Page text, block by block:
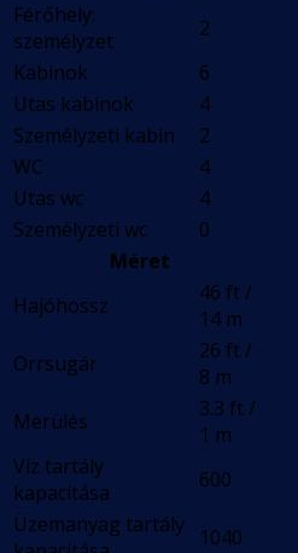
Férőhely:
személyzet
2
Kabinok
6
Utas kabinok
4
Személyzeti kabin
2
WC
4
Utas wc
4
Személyzeti wc
0
Méret
Hajóhossz
46 ft /
14 m
Orrsugár
26 ft /
8 m
Merülés
3.3 ft /
1 m
Víz tartály
kapacitása
600
Üzemanyag tartály
1040